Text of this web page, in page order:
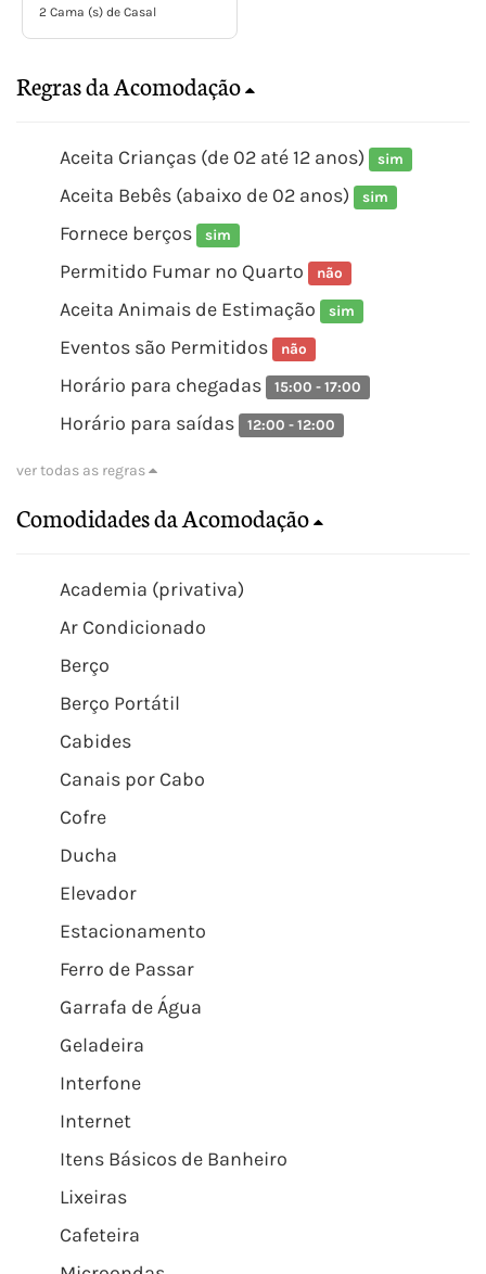
2 Cama (s) de Casal
Regras da Acomodação
Aceita Crianças (de 02 até 12 anos) sim
Aceita Bebês (abaixo de 02 anos) sim
Fornece berços sim
Permitido Fumar no Quarto não
Aceita Animais de Estimação sim
Eventos são Permitidos não
Horário para chegadas 15:00 - 17:00
Horário para saídas 12:00 - 12:00
ver todas as regras
Comodidades da Acomodação
Academia (privativa)
Ar Condicionado
Berço
Berço Portátil
Cabides
Canais por Cabo
Cofre
Ducha
Elevador
Estacionamento
Ferro de Passar
Garrafa de Água
Geladeira
Interfone
Internet
Itens Básicos de Banheiro
Lixeiras
Cafeteira